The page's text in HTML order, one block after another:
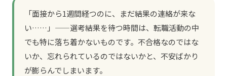
「面接から1週間経つのに、まだ結果の連絡が来な
い……」——選考結果を待つ時間は、転職活動の中
でも特に落ち着かないものです。不合格なのではな
いか、忘れられているのではないかと、不安ばかり
が膨らんでしまいます。